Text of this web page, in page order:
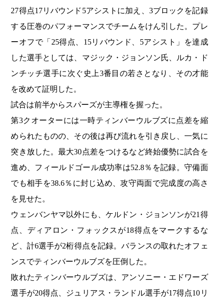
27得点17リバウンド5アシストに加え、3ブロックを記録
する圧巻のパフォーマンスでチームをけん引した。プレ
ーオフで「25得点、15リバウンド、5アシスト」を達成
した選手としては、マジック・ジョンソン氏、ルカ・ド
ンチッチ選手に次ぐ史上3番目の若さとなり、その才能
を改めて証明した。
試合は前半からスパーズが主導権を握った。
第3クオーターには一時ティンバーウルブズに点差を縮
められたものの、その後は再び流れを引き戻し、一気に
突き放した。最大30点差をつけるなど終始優勢に試合を
進め、フィールドゴール成功率は52.8％を記録。守備面
でも相手を38.6％に封じ込め、攻守両面で完成度の高さ
を見せた。
ウェンバンヤマ以外にも、ケルドン・ジョンソンが21得
点、ディアロン・フォックスが18得点をマークするな
ど、計6選手が2桁得点を記録。バランスの取れたオフェ
ンスでティンバーウルブズを圧倒した。
敗れたティンバーウルブズは、アンソニー・エドワーズ
選手が20得点、ジュリアス・ランドル選手が17得点10リ